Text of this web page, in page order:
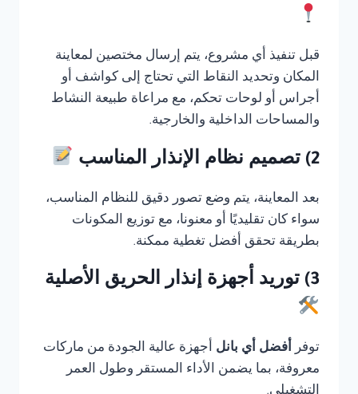
قبل تنفيذ أي مشروع، يتم إرسال مختصين لمعاينة
المكان وتحديد النقاط التي تحتاج إلى كواشف أو
أجراس أو لوحات تحكم، مع مراعاة طبيعة النشاط
والمساحات الداخلية والخارجية.
2) تصميم نظام الإنذار المناسب
بعد المعاينة، يتم وضع تصور دقيق للنظام المناسب،
سواء كان تقليديًا أو معنونا، مع توزيع المكونات
بطريقة تحقق أفضل تغطية ممكنة.
3) توريد أجهزة إنذار الحريق الأصلية
توفر أفضل أي بانل أجهزة عالية الجودة من ماركات
معروفة، بما يضمن الأداء المستقر وطول العمر